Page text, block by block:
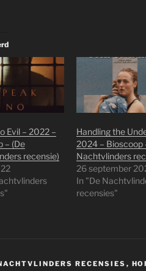
Evil – 2022 –
– (De
recensie)
Handling the
2024 – Bioscoop
Nachtvlinders
26 september
In "De
recensies"
RECENSIES ,